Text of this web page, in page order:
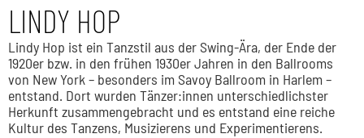
LINDY HOP
Lindy Hop ist ein Tanzstil aus der Swing-Ära, der Ende der
1920er bzw. in den frühen 1930er Jahren in den Ballrooms
von New York – besonders im Savoy Ballroom in Harlem –
entstand. Dort wurden Tänzer:innen unterschiedlichster
Herkunft zusammengebracht und es entstand eine reiche
Kultur des Tanzens, Musizierens und Experimentierens.